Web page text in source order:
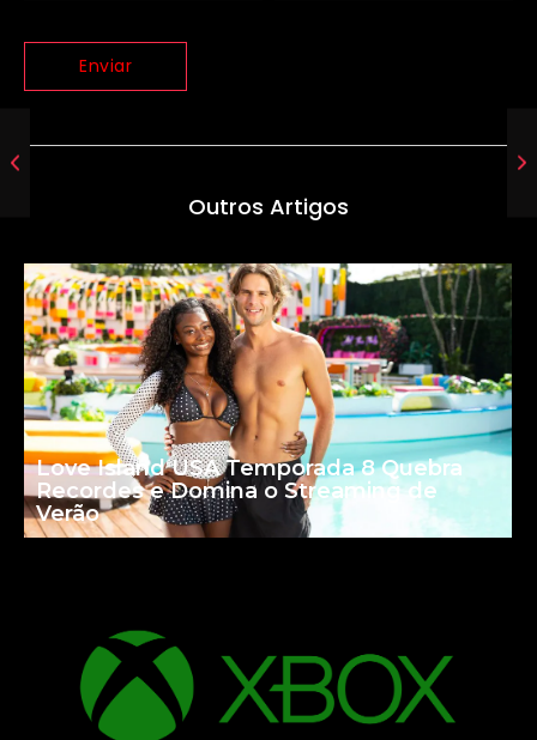
Outros Artigos
Love Island USA Temporada 8 Quebra
Recordes e Domina o Streaming de
Verão